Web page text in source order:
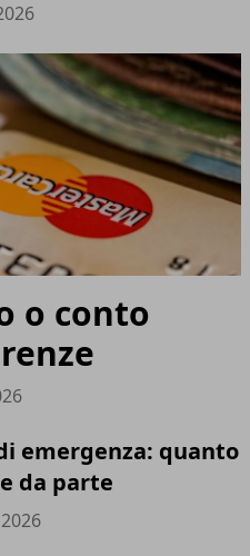
o conto
emergenza: quanto
da parte